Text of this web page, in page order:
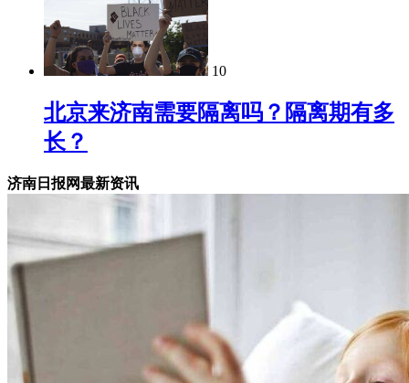
10
北京来济南需要隔离吗？隔离期有多
长？
济南日报网最新资讯